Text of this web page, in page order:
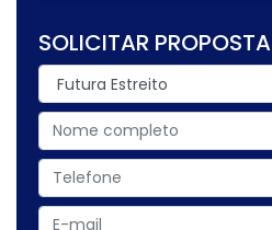
SOLICITAR PROPOSTA